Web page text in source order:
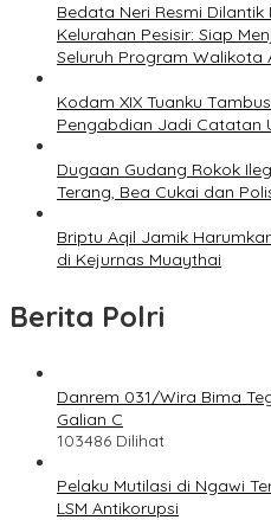
Bedata Neri Resmi Dilantik
Kelurahan Pesisir: Siap
Seluruh Program Walikota
Kodam XIX Tuanku
Pengabdian Jadi Catatan
Dugaan Gudang Rokok
Terang, Bea Cukai dan
Briptu Aqil Jamik
di Kejurnas Muaythai
Berita Polri
Danrem 031/Wira Bima
Galian C
103486 Dilihat
Pelaku Mutilasi di Ngawi
LSM Antikorupsi